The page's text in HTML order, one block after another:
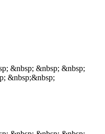
&nbsp; &nbsp; &nbsp;
&nbsp;&nbsp;